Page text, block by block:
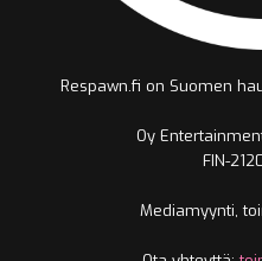
Respawn.fi on Suomen
Oy
FIN-
Mediamyynti,